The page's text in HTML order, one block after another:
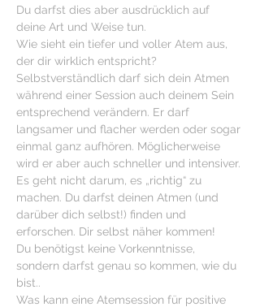
Du darfst dies aber ausdrücklich auf
deine Art und Weise tun.
Wie sieht ein tiefer und voller Atem aus,
der dir wirklich entspricht?
Selbstverständlich darf sich dein Atmen
während einer Session auch deinem Sein
entsprechend verändern. Er darf
langsamer und flacher werden oder sogar
einmal ganz aufhören. Möglicherweise
wird er aber auch schneller und intensiver.
Es geht nicht darum, es „richtig“ zu
machen. Du darfst deinen Atmen (und
darüber dich selbst!) finden und
erforschen. Dir selbst näher kommen!
Du benötigst keine Vorkenntnisse,
sondern darfst genau so kommen, wie du
bist..
Was kann eine Atemsession für positive